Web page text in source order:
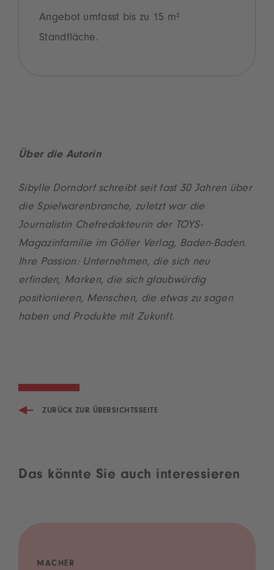
Angebot umfasst bis zu 15 m²
Standfläche.
Über die Autorin
Sibylle Dorndorf schreibt seit fast 30 Jahren über
die Spielwarenbranche, zuletzt war die
Journalistin Chefredakteurin der TOYS-
Magazinfamilie im Göller Verlag, Baden-Baden.
Ihre Passion: Unternehmen, die sich neu
erfinden, Marken, die sich glaubwürdig
positionieren, Menschen, die etwas zu sagen
haben und Produkte mit Zukunft.
ZURÜCK ZUR ÜBERSICHTSSEITE
Das könnte Sie auch interessieren
MACHER